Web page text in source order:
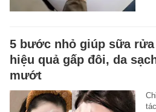
5 bước nhỏ giúp sữa
hiệu quả gấp đôi, da
mướt